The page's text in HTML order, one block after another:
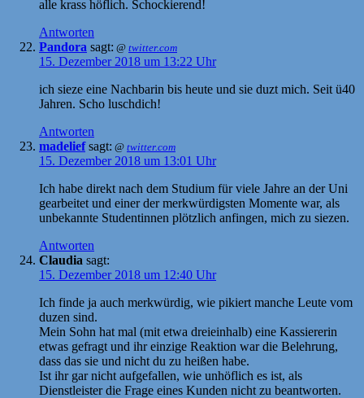
alle krass höflich. Schockierend!
Antworten
Pandora sagt: @ twitter.com
15. Dezember 2018 um 13:22 Uhr
ich sieze eine Nachbarin bis heute und sie duzt mich. Seit ü40
Jahren. Scho luschdich!
Antworten
madelief sagt: @ twitter.com
15. Dezember 2018 um 13:01 Uhr
Ich habe direkt nach dem Studium für viele Jahre an der Uni
gearbeitet und einer der merkwürdigsten Momente war, als
unbekannte Studentinnen plötzlich anfingen, mich zu siezen.
Antworten
Claudia sagt:
15. Dezember 2018 um 12:40 Uhr
Ich finde ja auch merkwürdig, wie pikiert manche Leute vom
duzen sind.
Mein Sohn hat mal (mit etwa dreieinhalb) eine Kassiererin
etwas gefragt und ihr einzige Reaktion war die Belehrung,
dass das sie und nicht du zu heißen habe.
Ist ihr gar nicht aufgefallen, wie unhöflich es ist, als
Dienstleister die Frage eines Kunden nicht zu beantworten.